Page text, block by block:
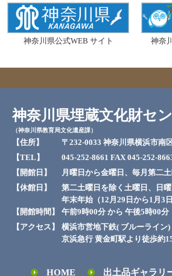
神奈川県公式WEB サイト 神奈
神奈川県埋蔵文化財セ
（神奈川県教育局文化遺産課）
【住所】
〒232-0033 神奈川県横浜市南
【TEL】
045-252-8661 FAX 045-252-
【開館日】
月曜日から金曜日、毎月第二土
【休館日】
第二土曜日を除く土曜日、日曜
年末年始（12月29日から1月3日
【開館時間】
午前9時00分 から 午後5時00分
【アクセス】
横浜市営地下鉄( ブルーライン
京浜急行 黄金町駅より徒歩約
HOME 出土品ギャラリ